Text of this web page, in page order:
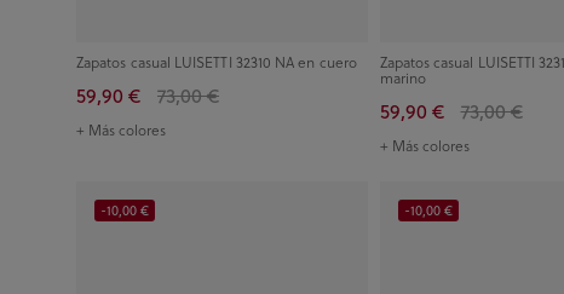
Zapatos casual LUISETTI 32310 NA en cuero
59,90 € 73,00 €
+ Más colores
Zapatos casual LUISETTI
marino
59,90 € 73,00 €
+ Más colores
-10,00 € -10,00 €